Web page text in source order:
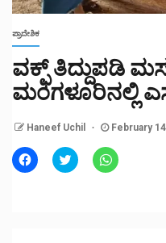
ಪ್ರಾದೇಶಿಕ
ವಕ್ಫ್ ತಿದ್ದುಪಡಿ
ಮಂಗಳೂರಿನಲ್ಲಿ
Haneef Uchil February
Click
to
Click
to
Click
to